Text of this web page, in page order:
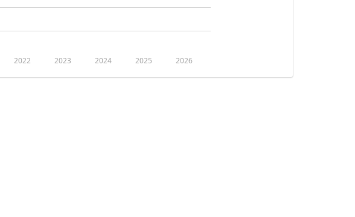
2022 2023 2024 2025 2026